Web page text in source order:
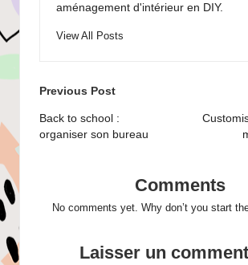
aménagement d'intérieur en DIY.
View All Posts
Post
navigation
Previous Post
Back to school :
organiser son bureau
Comments
No comments yet. Why don’t you start
Laisser un